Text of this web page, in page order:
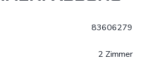
83606279
2 Zimmer